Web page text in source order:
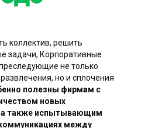
коллектив, решить
задачи, Корпоративные
не только
но и сплочения
полезны фирмам с
новых
а также испытывающим
между